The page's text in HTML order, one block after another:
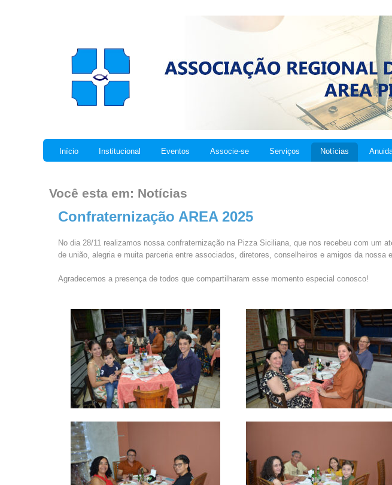
Início Institucional Eventos Associe-se Serviços Notícias
Você esta em: Notícias
Confraternização AREA 2025
No dia 28/11 realizamos nossa confraternização na Pizza Siciliana, que nos recebeu com um
de união, alegria e muita parceria entre associados, diretores, conselheiros e amigos da nossa
Agradecemos a presença de todos que compartilharam esse momento especial conosco!